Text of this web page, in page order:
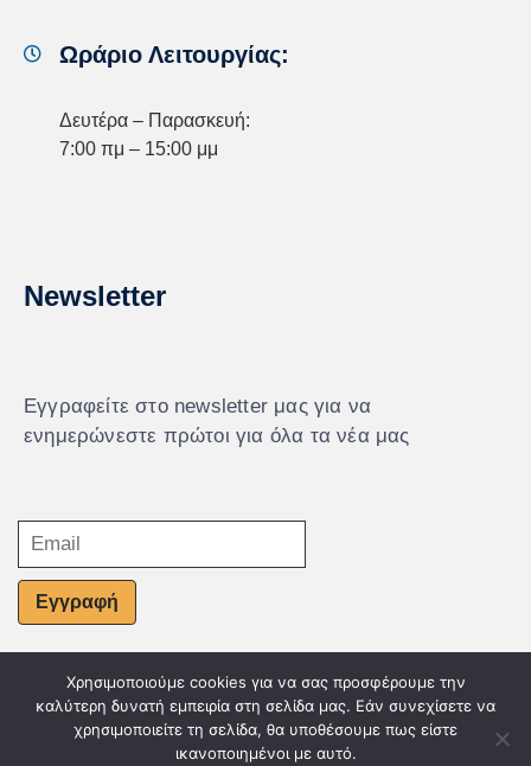
Ωράριο Λειτουργίας:
Δευτέρα – Παρασκευή:
7:00 πμ – 15:00 μμ
Newsletter
Εγγραφείτε στο newsletter μας για να
ενημερώνεστε πρώτοι για όλα τα νέα μας
Εγγραφή
© Powered by Knowledge AE
Χρησιμοποιούμε cookies για να σας προσφέρουμε την
καλύτερη δυνατή εμπειρία στη σελίδα μας. Εάν συνεχίσετε να
χρησιμοποιείτε τη σελίδα, θα υποθέσουμε πως είστε
ικανοποιημένοι με αυτό.